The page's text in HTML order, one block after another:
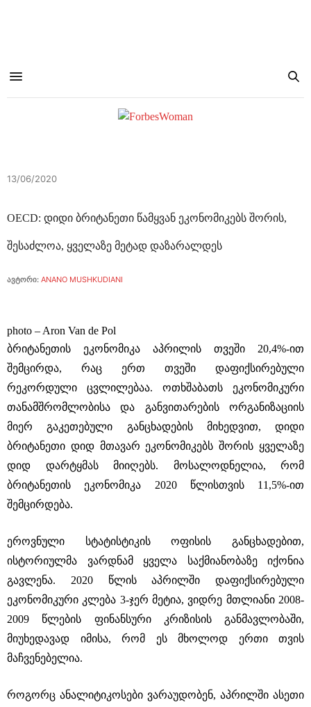
13/06/2020
OECD: დიდი ბრიტანეთი წამყვან ეკონომიკებს შორის,
შესაძლოა, ყველაზე მეტად დაზარალდეს
ავტორი: ANANO MUSHKUDIANI
photo – Aron Van de Pol
ბრიტანეთის ეკონომიკა აპრილის თვეში 20,4%-ით
შემცირდა, რაც ერთ თვეში დაფიქსირებული
რეკორდული ცვლილებაა. ოთხშაბათს ეკონომიკური
თანამშრომლობისა და განვითარების ორგანიზაციის
მიერ გაკეთებული განცხადების მიხედვით, დიდი
ბრიტანეთი დიდ მთავარ ეკონომიკებს შორის ყველაზე
დიდ დარტყმას მიიღებს. მოსალოდნელია, რომ
ბრიტანეთის ეკონომიკა 2020 წლისთვის 11,5%-ით
შემცირდება.
ეროვნული სტატისტიკის ოფისის განცხადებით,
ისტორიულმა ვარდნამ ყველა საქმიანობაზე იქონია
გავლენა. 2020 წლის აპრილში დაფიქსირებული
ეკონომიკური კლება 3-ჯერ მეტია, ვიდრე მთლიანი 2008-
2009 წლების ფინანსური კრიზისის განმავლობაში,
მიუხედავად იმისა, რომ ეს მხოლოდ ერთი თვის
მაჩვენებელია.
როგორც ანალიტიკოსები ვარაუდობენ, აპრილში ასეთი